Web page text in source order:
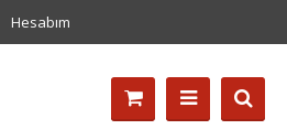
Hesabım